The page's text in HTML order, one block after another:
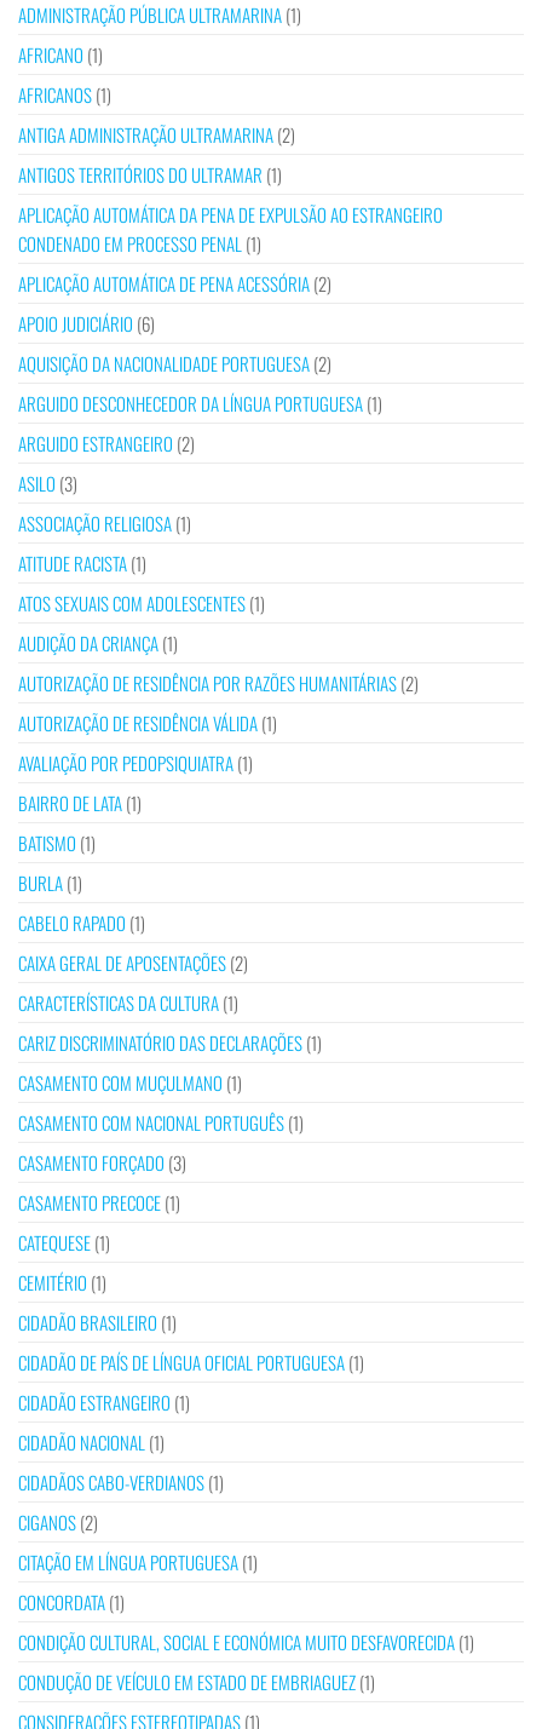
ADMINISTRAÇÃO PÚBLICA ULTRAMARINA(1)
AFRICANO (1)
AFRICANOS(1)
ANTIGA ADMINISTRAÇÃO ULTRAMARINA(2)
ANTIGOS TERRITÓRIOS DO ULTRAMAR (1)
APLICAÇÃO AUTOMÁTICA DA PENA DE EXPULSÃO AO ESTRANGEIRO
CONDENADO EM PROCESSO PENAL (1)
APLICAÇÃO AUTOMÁTICA DE PENA ACESSÓRIA(2)
APOIO JUDICIÁRIO (6)
AQUISIÇÃO DA NACIONALIDADE PORTUGUESA(2)
ARGUIDO DESCONHECEDOR DA LÍNGUA PORTUGUESA(1)
ARGUIDO ESTRANGEIRO (2)
ASILO (3)
ASSOCIAÇÃO RELIGIOSA(1)
ATITUDE RACISTA(1)
ATOS SEXUAIS COM ADOLESCENTES(1)
AUDIÇÃO DA CRIANÇA(1)
AUTORIZAÇÃO DE RESIDÊNCIA POR RAZÕES HUMANITÁRIAS(2)
AUTORIZAÇÃO DE RESIDÊNCIA VÁLIDA(1)
AVALIAÇÃO POR PEDOPSIQUIATRA(1)
BAIRRO DE LATA(1)
BATISMO (1)
BURLA(1)
CABELO RAPADO (1)
CAIXA GERAL DE APOSENTAÇÕES(2)
CARACTERÍSTICAS DA CULTURA(1)
CARIZ DISCRIMINATÓRIO DAS DECLARAÇÕES(1)
CASAMENTO COM MUÇULMANO (1)
CASAMENTO COM NACIONAL PORTUGUÊS(1)
CASAMENTO FORÇADO (3)
CASAMENTO PRECOCE(1)
CATEQUESE(1)
CEMITÉRIO (1)
CIDADÃO BRASILEIRO (1)
CIDADÃO DE PAÍS DE LÍNGUA OFICIAL PORTUGUESA(1)
CIDADÃO ESTRANGEIRO (1)
CIDADÃO NACIONAL (1)
CIDADÃOS CABO-VERDIANOS(1)
CIGANOS(2)
CITAÇÃO EM LÍNGUA PORTUGUESA(1)
CONCORDATA(1)
CONDIÇÃO CULTURAL, SOCIAL E ECONÓMICA MUITO DESFAVORECIDA(1)
CONDUÇÃO DE VEÍCULO EM ESTADO DE EMBRIAGUEZ(1)
CONSIDERAÇÕES ESTEREOTIPADAS(1)